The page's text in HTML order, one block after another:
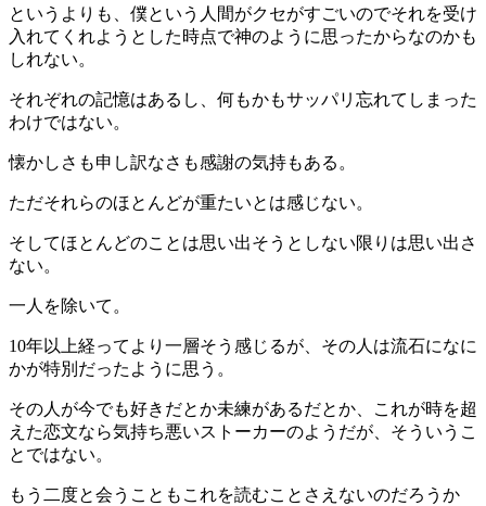
というよりも、僕という人間がクセがすごいのでそれを受け
入れてくれようとした時点で神のように思ったからなのかも
しれない。
それぞれの記憶はあるし、何もかもサッパリ忘れてしまった
わけではない。
懐かしさも申し訳なさも感謝の気持もある。
ただそれらのほとんどが重たいとは感じない。
そしてほとんどのことは思い出そうとしない限りは思い出さ
ない。
一人を除いて。
10年以上経ってより一層そう感じるが、その人は流石になに
かが特別だったように思う。
その人が今でも好きだとか未練があるだとか、これが時を超
えた恋文なら気持ち悪いストーカーのようだが、そういうこ
とではない。
もう二度と会うこともこれを読むことさえないのだろうか